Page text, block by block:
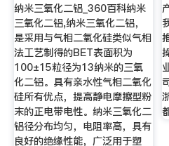
纳米三氧化二铝_360百科纳米
三氧化二铝,纳米三氧化二铝，
是采用与气相二氧化硅类似气相
法工艺制得的BET表面积为
100±15粒径为13纳米的三氧
化二铝。具有亲水性气相二氧化
硅所有优点，提高静电摩擦型粉
末的正电带电性。纳米三氧化二
铝径分布均匀，电阻率高，具有
良好的绝缘性能，广泛用于塑